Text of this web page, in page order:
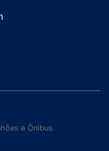
e Ônibus.